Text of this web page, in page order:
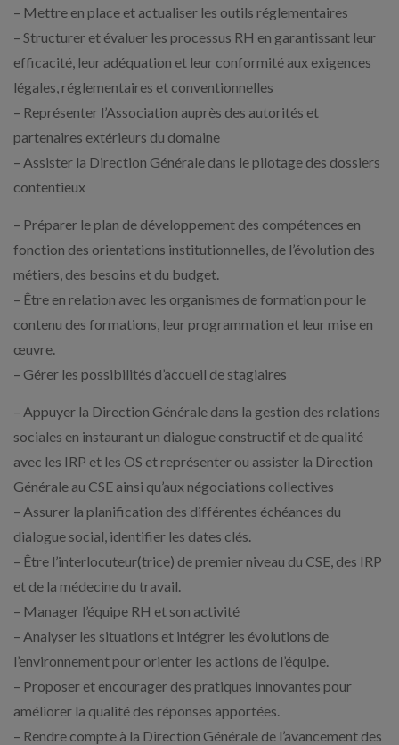
– Mettre en place et actualiser les outils réglementaires
– Structurer et évaluer les processus RH en garantissant leur
efficacité, leur adéquation et leur conformité aux exigences
légales, réglementaires et conventionnelles
– Représenter l’Association auprès des autorités et
partenaires extérieurs du domaine
– Assister la Direction Générale dans le pilotage des dossiers
contentieux
– Préparer le plan de développement des compétences en
fonction des orientations institutionnelles, de l’évolution des
métiers, des besoins et du budget.
– Être en relation avec les organismes de formation pour le
contenu des formations, leur programmation et leur mise en
œuvre.
– Gérer les possibilités d’accueil de stagiaires
– Appuyer la Direction Générale dans la gestion des relations
sociales en instaurant un dialogue constructif et de qualité
avec les IRP et les OS et représenter ou assister la Direction
Générale au CSE ainsi qu’aux négociations collectives
– Assurer la planification des différentes échéances du
dialogue social, identifier les dates clés.
– Être l’interlocuteur(trice) de premier niveau du CSE, des IRP
et de la médecine du travail.
– Manager l’équipe RH et son activité
– Analyser les situations et intégrer les évolutions de
l’environnement pour orienter les actions de l’équipe.
– Proposer et encourager des pratiques innovantes pour
améliorer la qualité des réponses apportées.
– Rendre compte à la Direction Générale de l’avancement des